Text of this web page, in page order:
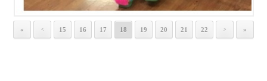
« < 15 16 17 18 19 20 21 22 > »